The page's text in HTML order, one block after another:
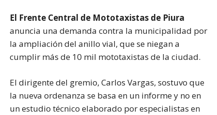
El Frente Central de Mototaxistas de Piura
anuncia una demanda contra la municipalidad por
la ampliación del anillo vial, que se niegan a
cumplir más de 10 mil mototaxistas de la ciudad.
El dirigente del gremio, Carlos Vargas, sostuvo que
la nueva ordenanza se basa en un informe y no en
un estudio técnico elaborado por especialistas en